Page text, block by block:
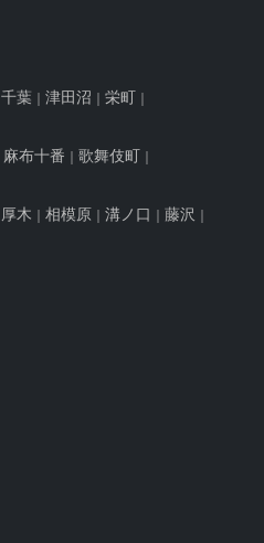
千葉 津田沼 栄町
麻布十番 歌舞伎町
厚木 相模原 溝ノ口 藤沢